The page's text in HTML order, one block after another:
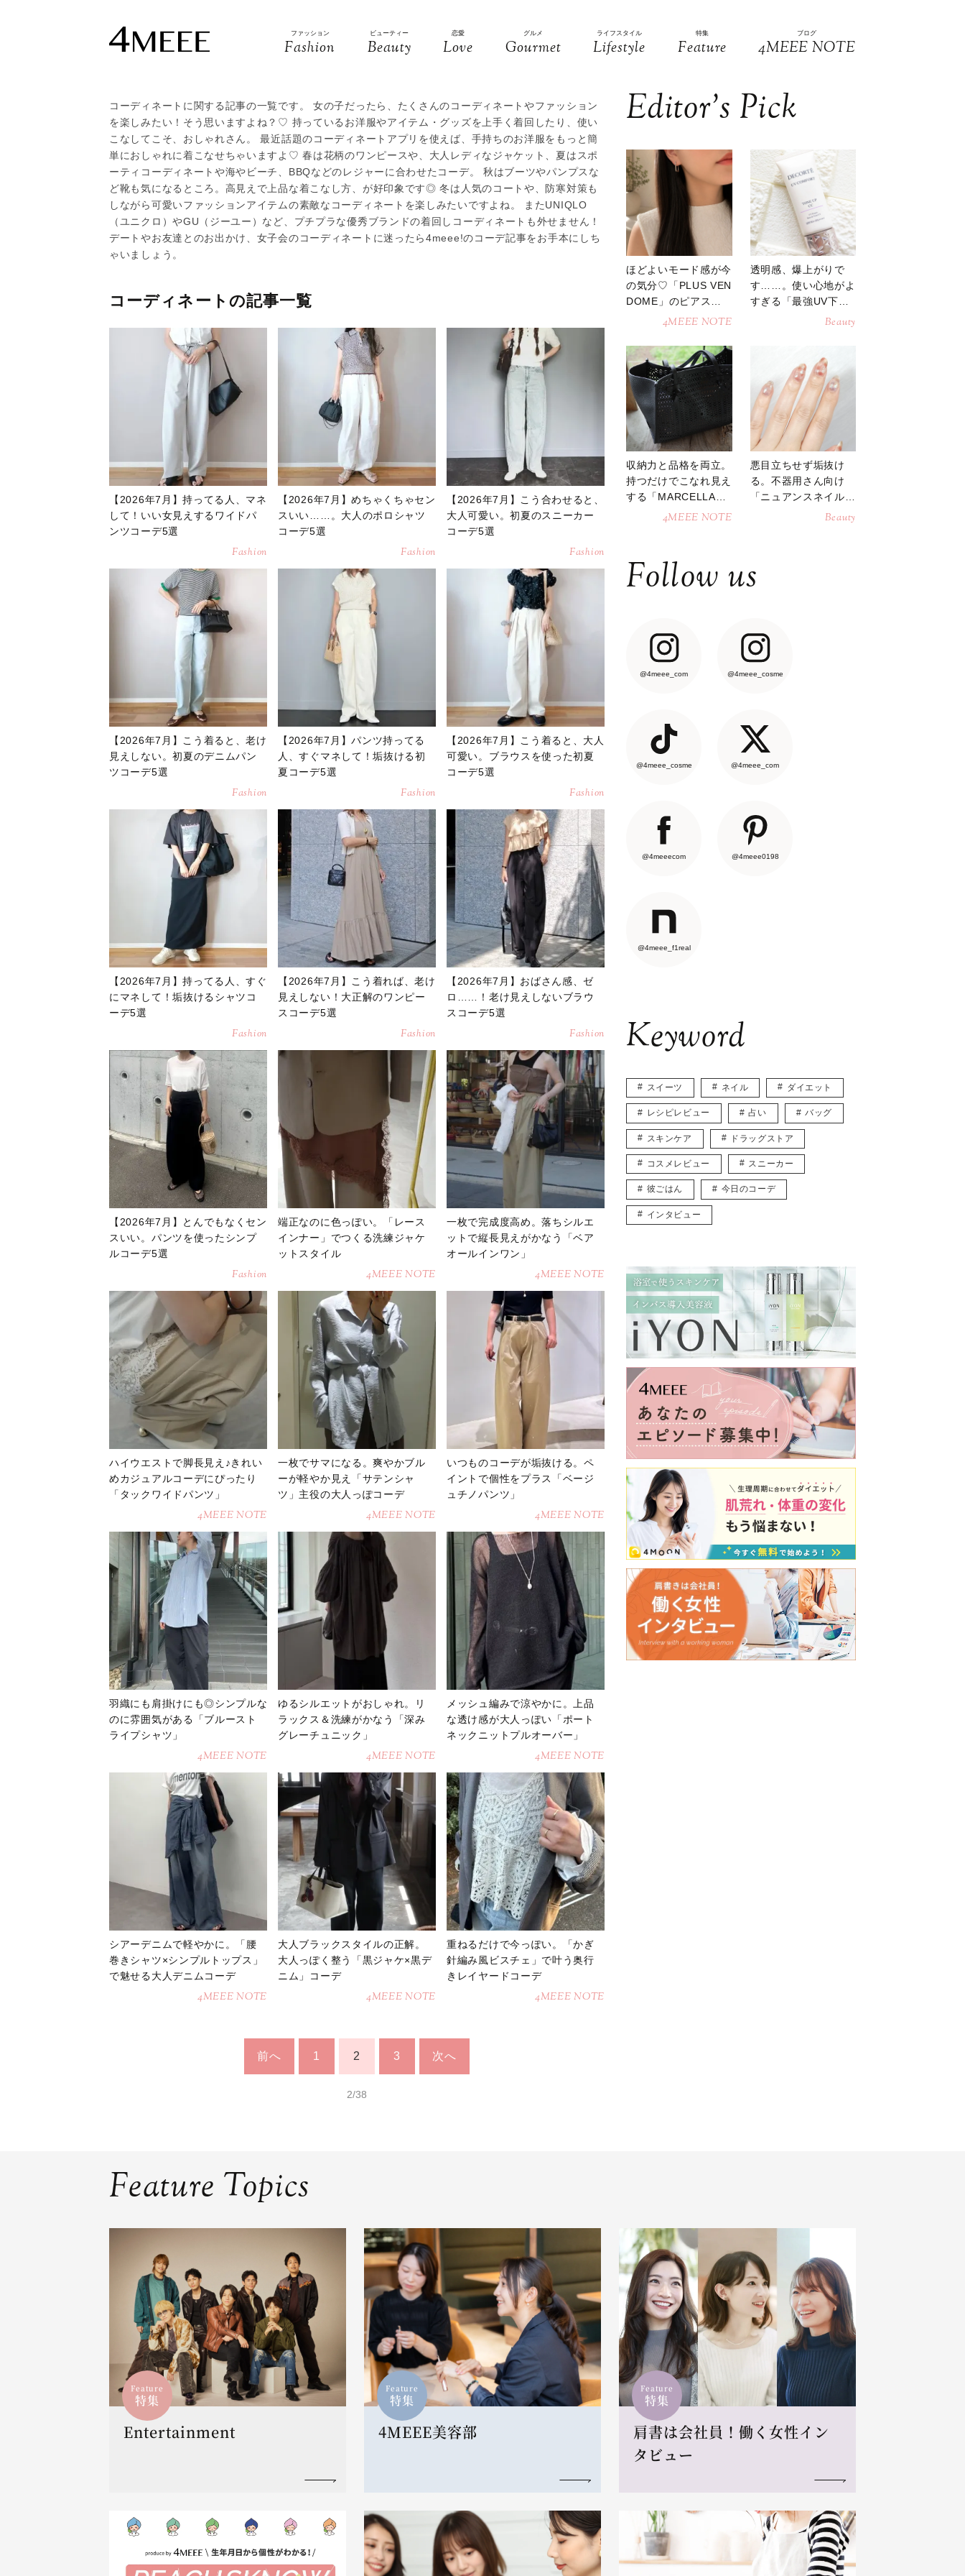
ファッション
Fashion
ビューティー
Beauty
恋愛
Love
グルメ
Gourmet
ライフスタイル
Lifestyle
特集
Feature
ブログ
4MEEE NOTE
コーディネートに関する記事の一覧です。 女の子だったら、たくさんのコーディネートやファッション
を楽しみたい！そう思いますよね？♡ 持っているお洋服やアイテム・グッズを上手く着回したり、使い
こなしてこそ、おしゃれさん。 最近話題のコーディネートアプリを使えば、手持ちのお洋服をもっと簡
単におしゃれに着こなせちゃいますよ♡ 春は花柄のワンピースや、大人レディなジャケット、夏はスポ
ーティコーディネートや海やビーチ、BBQなどのレジャーに合わせたコーデ。 秋はブーツやパンプスな
ど靴も気になるところ。高見えで上品な着こなし方、が好印象です◎ 冬は人気のコートや、防寒対策も
しながら可愛いファッションアイテムの素敵なコーディネートを楽しみたいですよね。 またUNIQLO
（ユニクロ）やGU（ジーユー）など、プチプラな優秀ブランドの着回しコーディネートも外せません！
デートやお友達とのお出かけ、女子会のコーディネートに迷ったら4meee!のコーデ記事をお手本にしち
ゃいましょう。
コーディネートの記事一覧
【2026年7月】持ってる人、マネ
して！いい女見えするワイドパ
ンツコーデ5選
Fashion
【2026年7月】めちゃくちゃセン
スいい……。大人のポロシャツ
コーデ5選
Fashion
【2026年7月】こう合わせると、
大人可愛い。初夏のスニーカー
コーデ5選
Fashion
【2026年7月】こう着ると、老け
見えしない。初夏のデニムパン
ツコーデ5選
Fashion
【2026年7月】パンツ持ってる
人、すぐマネして！垢抜ける初
夏コーデ5選
Fashion
【2026年7月】こう着ると、大人
可愛い。ブラウスを使った初夏
コーデ5選
Fashion
【2026年7月】持ってる人、すぐ
にマネして！垢抜けるシャツコ
ーデ5選
Fashion
【2026年7月】こう着れば、老け
見えしない！大正解のワンピー
スコーデ5選
Fashion
【2026年7月】おばさん感、ゼ
ロ……！老け見えしないブラウ
スコーデ5選
Fashion
【2026年7月】とんでもなくセン
スいい。パンツを使ったシンプ
ルコーデ5選
Fashion
端正なのに色っぽい。「レース
インナー」でつくる洗練ジャケ
ットスタイル
4MEEE NOTE
一枚で完成度高め。落ちシルエ
ットで縦長見えがかなう「ベア
オールインワン」
4MEEE NOTE
ハイウエストで脚長見え♪きれい
めカジュアルコーデにぴったり
「タックワイドパンツ」
4MEEE NOTE
一枚でサマになる。爽やかブル
ーが軽やか見え「サテンシャ
ツ」主役の大人っぽコーデ
4MEEE NOTE
いつものコーデが垢抜ける。ペ
イントで個性をプラス「ベージ
ュチノパンツ」
4MEEE NOTE
羽織にも肩掛けにも◎シンプルな
のに雰囲気がある「ブルースト
ライプシャツ」
4MEEE NOTE
ゆるシルエットがおしゃれ。リ
ラックス＆洗練がかなう「深み
グレーチュニック」
4MEEE NOTE
メッシュ編みで涼やかに。上品
な透け感が大人っぽい「ポート
ネックニットプルオーバー」
4MEEE NOTE
シアーデニムで軽やかに。「腰
巻きシャツ×シンプルトップス」
で魅せる大人デニムコーデ
4MEEE NOTE
大人ブラックスタイルの正解。
大人っぽく整う「黒ジャケ×黒デ
ニム」コーデ
4MEEE NOTE
重ねるだけで今っぽい。「かぎ
針編み風ビスチェ」で叶う奥行
きレイヤードコーデ
4MEEE NOTE
前へ 1 2 3 次へ
2/38
Editor’s Pick
ほどよいモード感が今
の気分♡「PLUS VEN
DOME」のピアスが
4MEEE NOTE
透明感、爆上がりで
す……。使い心地がよ
すぎる「最強UV下
Beauty
収納力と品格を両立。
持つだけでこなれ見え
する「MARCELLAト
ートバッグ」4MEEE NOTE
悪目立ちせず垢抜け
る。不器用さん向け
「ニュアンスネイル」
Beauty
Follow us
@4meee_com @4meee_cosme
@4meee_cosme @4meee_com
@4meeecom @4meee0198
@4meee_f1real
Keyword
スイーツ ネイル ダイエット
レシピレビュー 占い バッグ
スキンケア ドラッグストア
コスメレビュー スニーカー
彼ごはん 今日のコーデ
インタビュー
Feature Topics
Feature
特集
Entertainment
Feature
特集
4MEEE美容部
Feature
特集
肩書は会社員！働く女性イン
タビュー